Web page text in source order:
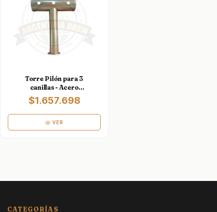
Torre Pilón para 3
canillas - Acero
Inoxidable
$1.657.698
VER
CATEGORÍAS